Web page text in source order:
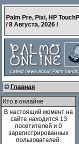
Palm Pre, Pixi, HP
/8 Августа, 2026 /
Главная
Кто в онлайне
В настоящий момент на
сайте находится 13
посетителей и 0
зарегистрированных
пользователей.